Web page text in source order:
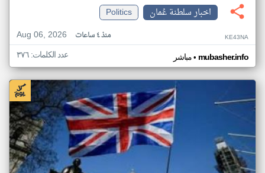
اخبار سلطنة عُمان
Politics
Aug 06, 2026
منذ ٤ ساعات KE43NA
مباشر• mubasher.info عدد الكلمات: ٣٧٦